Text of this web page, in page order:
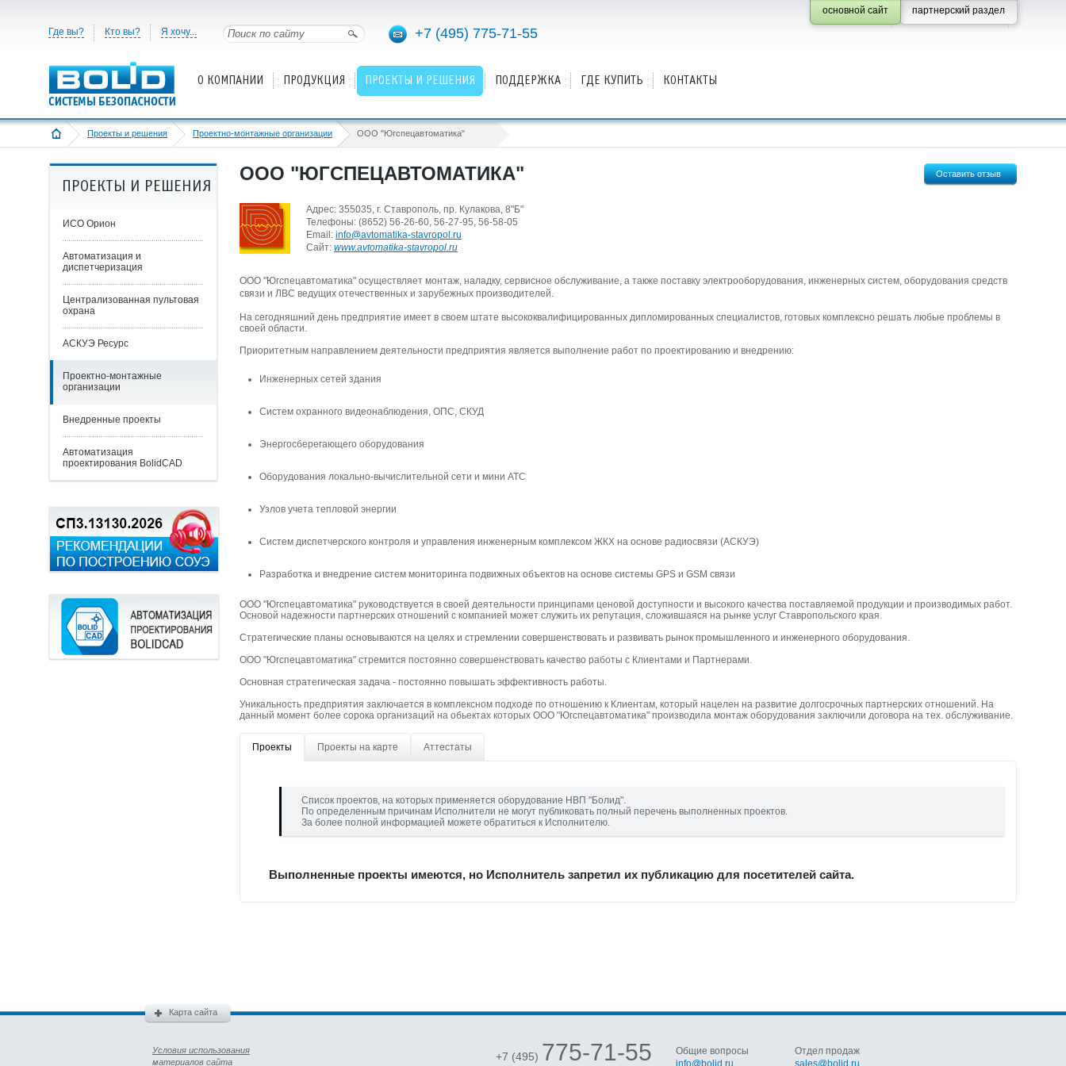
Где вы? Кто вы? Я хочу... +7 (495) 775-71-55
партнерский раздел
основной сайт
О КОМПАНИИ ПРОДУКЦИЯ ПРОЕКТЫ И РЕШЕНИЯ ПОДДЕРЖКА ГДЕ КУПИТЬ КОНТАКТЫ
Проекты и решения Проектно-монтажные организации ООО "Югспецавтоматика"
ПРОЕКТЫ И РЕШЕНИЯ
ИСО Орион
Автоматизация и
диспетчеризация
Централизованная пультовая
охрана
АСКУЭ Ресурс
Проектно-монтажные
организации
Внедренные проекты
Автоматизация
проектирования BolidCAD
ООО "ЮГСПЕЦАВТОМАТИКА" Оставить отзыв
Адрес: 355035, г. Ставрополь, пр. Кулакова, 8"Б"
Телефоны: (8652) 56-26-60, 56-27-95, 56-58-05
Email: info@avtomatika-stavropol.ru
Cайт: www.avtomatika-stavropol.ru
ООО "Югспецавтоматика" осуществляет монтаж, наладку, сервисное обслуживание, а также поставку электрооборудования, инженерных систем, оборудования средств
связи и ЛВС ведущих отечественных и зарубежных производителей.
На сегодняшний день предприятие имеет в своем штате высококвалифицированных дипломированных специалистов, готовых комплексно решать любые проблемы в
своей области.
Приоритетным направлением деятельности предприятия является выполнение работ по проектированию и внедрению:
Инженерных сетей здания
Систем охранного видеонаблюдения, ОПС, СКУД
Энергосберегающего оборудования
Оборудования локально-вычислительной сети и мини АТС
Узлов учета тепловой энергии
Систем диспетчерского контроля и управления инженерным комплексом ЖКХ на основе радиосвязи (АСКУЭ)
Разработка и внедрение систем мониторинга подвижных объектов на основе системы GPS и GSM связи
ООО "Югспецавтоматика" руководствуется в своей деятельности принципами ценовой доступности и высокого качества поставляемой продукции и производимых работ.
Основой надежности партнерских отношений с компанией может служить их репутация, сложившаяся на рынке услуг Ставропольского края.
Стратегические планы основываются на целях и стремлении совершенствовать и развивать рынок промышленного и инженерного оборудования.
ООО "Югспецавтоматика" стремится постоянно совершенствовать качество работы с Клиентами и Партнерами.
Основная стратегическая задача - постоянно повышать эффективность работы.
Уникальность предприятия заключается в комплексном подходе по отношению к Клиентам, который нацелен на развитие долгосрочных партнерских отношений. На
данный момент более сорока организаций на обьектах которых ООО "Югспецавтоматика" производила монтаж оборудования заключили договора на тех. обслуживание.
Проекты Проекты на карте Аттестаты
Список проектов, на которых применяется оборудование НВП "Болид".
По определенным причинам Исполнители не могут публиковать полный перечень выполненных проектов.
За более полной информацией можете обратиться к Исполнителю.
Выполненные проекты имеются, но Исполнитель запретил их публикацию для посетителей сайта.
Карта сайта
Условия использования
материалов сайта
+7 (495) 775-71-55
Общие вопросы
info@bolid.ru
Отдел продаж
sales@bolid.ru